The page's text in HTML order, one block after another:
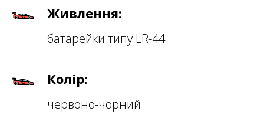
Живлення:
батарейки типу LR-44
Колір:
червоно-чорний